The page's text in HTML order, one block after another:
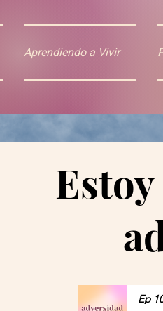
Aprendiendo a Vivir
Ep